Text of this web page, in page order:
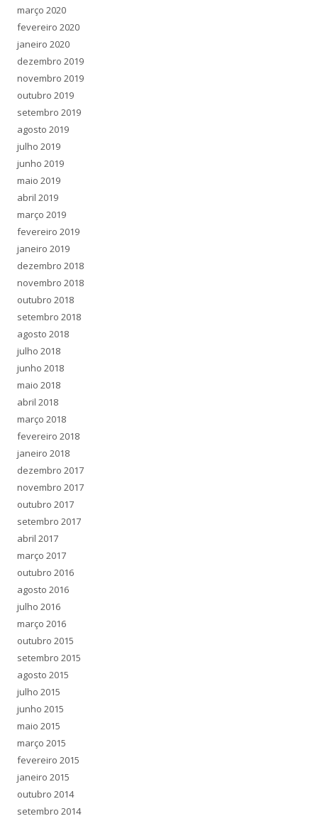
março 2020
fevereiro 2020
janeiro 2020
dezembro 2019
novembro 2019
outubro 2019
setembro 2019
agosto 2019
julho 2019
junho 2019
maio 2019
abril 2019
março 2019
fevereiro 2019
janeiro 2019
dezembro 2018
novembro 2018
outubro 2018
setembro 2018
agosto 2018
julho 2018
junho 2018
maio 2018
abril 2018
março 2018
fevereiro 2018
janeiro 2018
dezembro 2017
novembro 2017
outubro 2017
setembro 2017
abril 2017
março 2017
outubro 2016
agosto 2016
julho 2016
março 2016
outubro 2015
setembro 2015
agosto 2015
julho 2015
junho 2015
maio 2015
março 2015
fevereiro 2015
janeiro 2015
outubro 2014
setembro 2014